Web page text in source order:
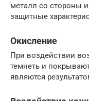
металл со стороны
защитные
Окисление
При воздействии
темнеть и
являются